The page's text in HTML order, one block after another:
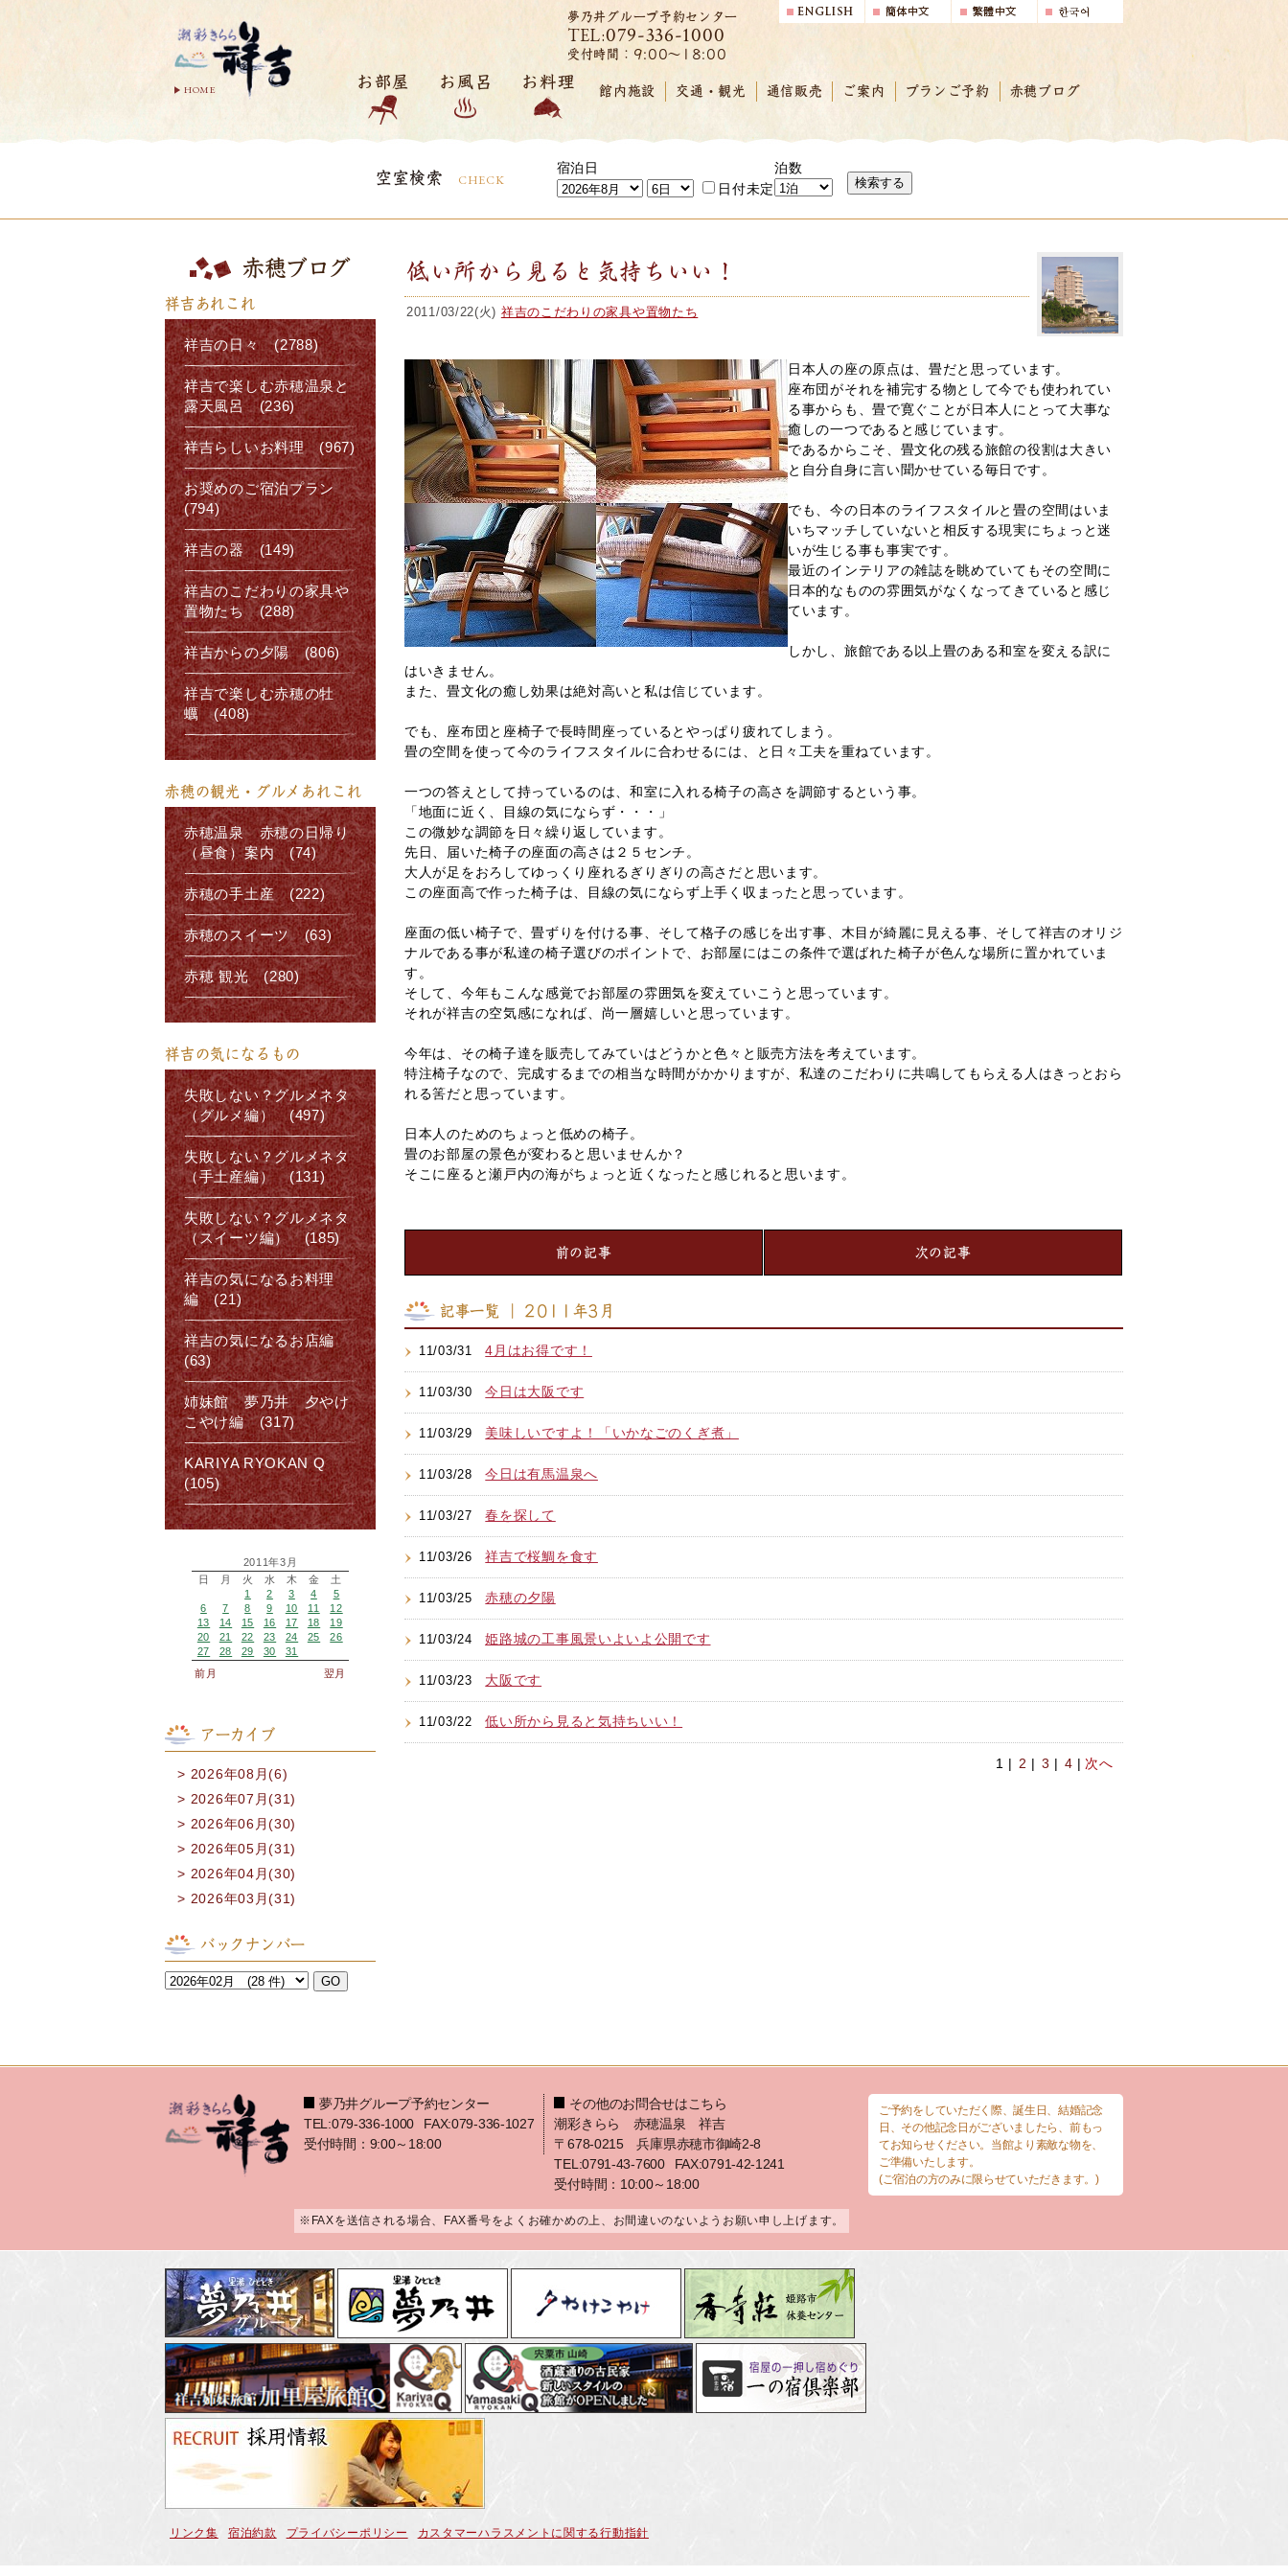
HOME
夢乃井グループ予約センター
TEL:079-336-1000
受付時間：9:00～18:00
お部屋 お風呂 お料理
館内施設 交通・観光 通信販売 ご案内 プランご予約 赤穂ブログ
空室検索 CHECK
宿泊日
日付未定
泊数
検索する
低い所から見ると気持ちいい！
2011/03/22(火) 祥吉のこだわりの家具や置物たち
日本人の座の原点は、畳だと思っています。
座布団がそれを補完する物として今でも使われてい
る事からも、畳で寛ぐことが日本人にとって大事な
癒しの一つであると感じています。
であるからこそ、畳文化の残る旅館の役割は大きい
と自分自身に言い聞かせている毎日です。
でも、今の日本のライフスタイルと畳の空間はいま
いちマッチしていないと相反する現実にちょっと迷
いが生じる事も事実です。
最近のインテリアの雑誌を眺めていてもその空間に
日本的なものの雰囲気がなくなってきていると感じ
ています。
しかし、旅館である以上畳のある和室を変える訳に
はいきません。
また、畳文化の癒し効果は絶対高いと私は信じています。
でも、座布団と座椅子で長時間座っているとやっぱり疲れてしまう。
畳の空間を使って今のライフスタイルに合わせるには、と日々工夫を重ねています。
一つの答えとして持っているのは、和室に入れる椅子の高さを調節するという事。
「地面に近く、目線の気にならず・・・」
この微妙な調節を日々繰り返しています。
先日、届いた椅子の座面の高さは２５センチ。
大人が足をおろしてゆっくり座れるぎりぎりの高さだと思います。
この座面高で作った椅子は、目線の気にならず上手く収まったと思っています。
座面の低い椅子で、畳ずりを付ける事、そして格子の感じを出す事、木目が綺麗に見える事、そして祥吉のオリジ
ナルである事が私達の椅子選びのポイントで、お部屋にはこの条件で選ばれた椅子が色んな場所に置かれていま
す。
そして、今年もこんな感覚でお部屋の雰囲気を変えていこうと思っています。
それが祥吉の空気感になれば、尚一層嬉しいと思っています。
今年は、その椅子達を販売してみていはどうかと色々と販売方法を考えています。
特注椅子なので、完成するまでの相当な時間がかかりますが、私達のこだわりに共鳴してもらえる人はきっとおら
れる筈だと思っています。
日本人のためのちょっと低めの椅子。
畳のお部屋の景色が変わると思いませんか？
そこに座ると瀬戸内の海がちょっと近くなったと感じれると思います。
前の記事 次の記事
記事一覧 ｜ 2011年3月
11/03/314月はお得です！
11/03/30今日は大阪です
11/03/29 美味しいですよ！「いかなごのくぎ煮」
11/03/28今日は有馬温泉へ
11/03/27春を探して
11/03/26祥吉で桜鯛を食す
11/03/25赤穂の夕陽
11/03/24姫路城の工事風景いよいよ公開です
11/03/23 大阪です
11/03/22低い所から見ると気持ちいい！
1 | 2 | 3 | 4 | 次へ
赤穂ブログ
祥吉あれこれ
祥吉の日々 (2788)
祥吉で楽しむ赤穂温泉と
露天風呂 (236)
祥吉らしいお料理 (967)
お奨めのご宿泊プラン
(794)
祥吉の器 (149)
祥吉のこだわりの家具や
置物たち (288)
祥吉からの夕陽 (806)
祥吉で楽しむ赤穂の牡
蠣 (408)
赤穂の観光・グルメあれこれ
赤穂温泉 赤穂の日帰り
（昼食）案内 (74)
赤穂の手土産 (222)
赤穂のスイーツ (63)
赤穂 観光 (280)
祥吉の気になるもの
失敗しない？グルメネタ
（グルメ編） (497)
失敗しない？グルメネタ
（手土産編） (131)
失敗しない？グルメネタ
（スイーツ編） (185)
祥吉の気になるお料理
編 (21)
祥吉の気になるお店編
(63)
姉妹館 夢乃井 夕やけ
こやけ編 (317)
KARIYA RYOKAN Q
(105)
2011年3月
日
月 火 水 木 金
土
1
2 3 4
5
6
7 8 9 10 11
12
13
14 15 16 17 18
19
20
21 22 23 24 25
26
27
28 29 30
31
前月
翌月
アーカイブ
2026年08月(6)
2026年07月(31)
2026年06月(30)
2026年05月(31)
2026年04月(30)
2026年03月(31)
バックナンバー
夢乃井グループ予約センター
TEL:079-336-1000
FAX:079-336-1027
受付時間：9:00～18:00
その他のお問合せはこちら
潮彩きらら 赤穂温泉 祥吉
〒678-0215 兵庫県赤穂市御崎2-8
TEL:0791-43-7600
FAX:0791-42-1241
受付時間：10:00～18:00
※FAXを送信される場合、FAX番号をよくお確かめの上、お間違いのないようお願い申し上げます。
ご予約をしていただく際、誕生日、結婚記念
日、その他記念日がございましたら、前もっ
てお知らせください。当館より素敵な物を、
ご準備いたします。
(ご宿泊の方のみに限らせていただきます。)
リンク集 宿泊約款 プライバシーポリシー カスタマーハラスメントに関する行動指針